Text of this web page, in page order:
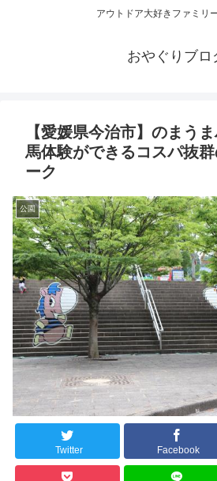
アウトドア大好きファミリ
おやぐりブロ
【愛媛県今治市】のまう
馬体験ができるコスパ抜
ーク
公園
Twitter Facebook